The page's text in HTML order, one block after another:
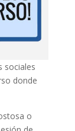
sociales
donde
o